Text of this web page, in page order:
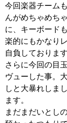
今回楽器チーム
んがめちゃめち
に、キーボード
楽的にもかなり
自負しております
さらに今回の目
ヴューした事。
しと大暴れしま
ます。
まだまだいとし